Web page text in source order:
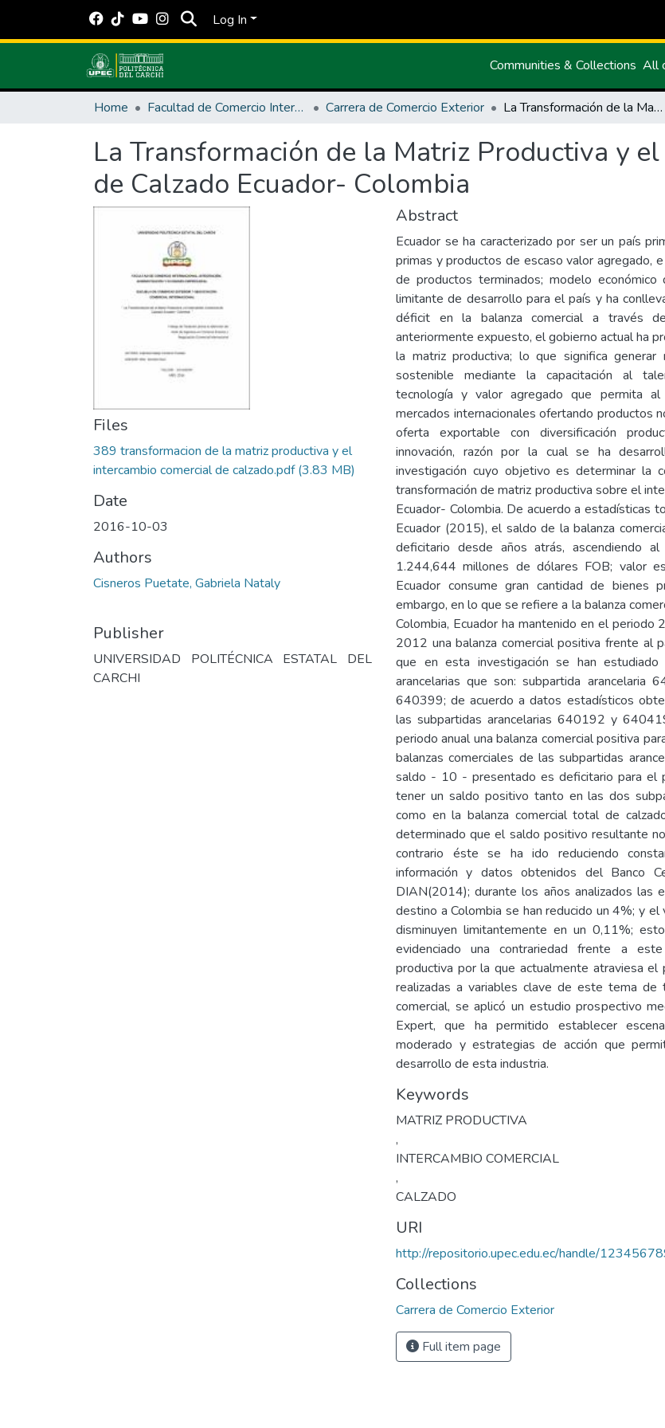
Log In
Communities & Collections All
Home Facultad de Comercio Internacional, Integración, Administración y Economía Empresarial Carrera de Comercio Exterior La Transformación de la Matriz Productiva y el Intercambio Comercial de Calzado Ecuador- Colombia
La Transformación de la Matriz Productiva y
de Calzado Ecuador- Colombia
Files
389 transformacion de la matriz productiva y el
intercambio comercial de calzado.pdf(3.83 MB)
Date
2016-10-03
Authors
Cisneros Puetate, Gabriela Nataly
Publisher
UNIVERSIDAD POLITÉCNICA ESTATAL DEL
CARCHI
Abstract
Ecuador se ha caracterizado por ser un país
primas y productos de escaso valor agregado,
de productos terminados; modelo
limitante de desarrollo para el país y ha
déficit en la balanza comercial a través
anteriormente expuesto, el gobierno actual ha
la matriz productiva; lo que significa generar
sostenible mediante la capacitación al
tecnología y valor agregado que permita al
mercados internacionales ofertando productos
oferta exportable con diversificación
innovación, razón por la cual se ha
investigación cuyo objetivo es determinar la
transformación de matriz productiva sobre el
Ecuador- Colombia. De acuerdo a estadísticas
Ecuador (2015), el saldo de la balanza
deficitario desde años atrás, ascendiendo
1.244,644 millones de dólares FOB; valor
Ecuador consume gran cantidad de bienes
embargo, en lo que se refiere a la balanza
Colombia, Ecuador ha mantenido en el
2012 una balanza comercial positiva frente al
que en esta investigación se han
arancelarias que son: subpartida
640399; de acuerdo a datos estadísticos
las subpartidas arancelarias 640192 y
periodo anual una balanza comercial positiva
balanzas comerciales de las subpartidas
saldo - 10 - presentado es deficitario para el
tener un saldo positivo tanto en las dos
como en la balanza comercial total de
determinado que el saldo positivo resultante
contrario éste se ha ido reduciendo
información y datos obtenidos del Banco
DIAN(2014); durante los años analizados las
destino a Colombia se han reducido un 4%; y
disminuyen limitantemente en un 0,11%;
evidenciado una contrariedad frente a
productiva por la que actualmente atraviesa el
realizadas a variables clave de este tema de
comercial, se aplicó un estudio prospectivo
Expert, que ha permitido establecer
moderado y estrategias de acción que
desarrollo de esta industria.
Keywords
MATRIZ PRODUCTIVA
,
INTERCAMBIO COMERCIAL
,
CALZADO
URI
http://repositorio.upec.edu.ec/handle/
Collections
Carrera de Comercio Exterior
Full item page